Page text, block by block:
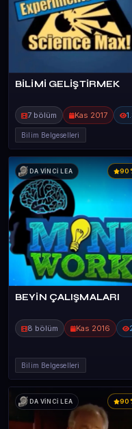
BİLİMİ GELİŞTİRMEK
7 bölüm Kas 2017
Bilim Belgeselleri
DA VİNCİ LEA
BEYİN ÇALIŞMALARI
8 bölüm Kas 2016
Bilim Belgeselleri
DA VİNCİ LEA